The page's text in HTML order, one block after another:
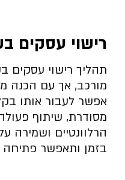
רישוי עסקים
תהליך רישוי עסקים
מורכב, אך עם הכנה
אפשר לעבור אותו
מסודרת, שיתוף
הרלוונטיים ושמירה
בזמן ותאפשר